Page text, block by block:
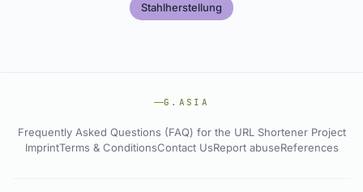
Stahlherstellung
G.ASIA
Frequently Asked Questions (FAQ) for the URL Shortener Project
ImprintTerms & ConditionsContact UsReport abuseReferences